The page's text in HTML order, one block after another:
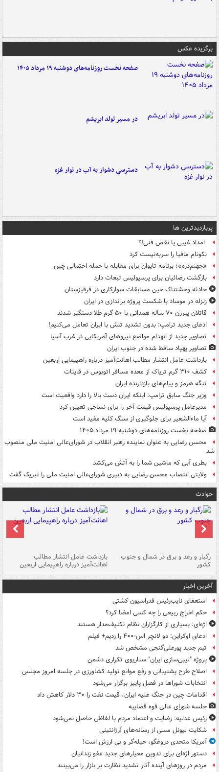
برگزیده عکس
صفحه نخست روزنامه‌های دوشنبه ۱۹ مرداد ۱۴۰۵
در مسیر تولد ابریشم
دسترسی دشوار به آب در نوار غزه
پربازدیدترین ها
امداد غیبی یا نقص فنی!؟
نکونام مافیا را سربه‌نیست کرد
«جهنم‌دره»؛ برنامه تایوان برای مقابله با حمله احتمالی چین
بازگشت رضائیان برای پرسپولیس تبعات دارد
حادثه وحشتناک حین مسابقات سوارکاری در قرقیزستان
زلزله در موساد با شکست پروژه براندازی در ایران
قاتلان پیرزن ۷۰ ساله همدانی با ۵۰ گرم طلا دستگیر شدند
ادعای جدید ترامپ: بدون تشدید تنش با ایران تعامل می‌کنیم!
تصاویر جدید از انهدام مواضع نیروهای آمریکایی در غرب آسیا
تصاویر پهپاد ساقط شده در جنوب ایران
بازداشت عامل انتشار مطالب اهانت‌آمیز درباره راهپیمایی اربعین
کشف ۳۱۰ گرم تریاک از معده مسافر اتوبوس در قاینات
تنگه هرمز و پیام‌های بازدارنده ایران
وزیر جنگ سابق ترامپ: اینکه ایران دست بالا را دارد واقعیت است
مدیرعامل پرسپولیس قیمت آخر را برای نساجی تعیین کرد
آیا ماءالشعیر برای جلوگیری از سنگ کلیه مفید است
صفحه نخست روزنامه‌های دوشنبه ۱۹ مرداد ۱۴۰۵
محسن رضایی به عنوان نماینده رهبر انقلاب در شورای‌عالی امنیت ملی منصوب
شد
بطری آبی که ماشین شما را به آتش می‌کشد
ولایتی انتصاب محسن رضایی به دبیری شورای‌عالی امنیت ملی را تبریک گفت
حوادث
رگبار و رعد و برق در شمال و جنوب
کشور
بازداشت عامل انتشار مطالب
اهانت‌آمیز درباره راهپیمایی اربعین
آخرین اخبار
استعفای نایب‌رئیس فدراسیون کشتی
حکم اخراج ربیعی را چه کسی امضا کرد؟
اژه‌ای: بسیاری از کارگزاران نظام تکلیف‌مدار هستند
ادعای اوکراین: دو لانچر اس-۴۰۰ را زدیم+ فیلم
تیم جدید پورعلی‌گنجی مشخص شد
پروژه "لیبی‌سازی ایران" سناریوی تکراری دشمن
اصلاح طرح پشتیبانی و رفع موانع تولید کشاورزی در جلسه امروز مجلس
انتخابات شوراها در فصل پاییز برگزار می‌شود
اقدامات چین در جنگ علیه ایران، قیمت نفت را ۳۰ دلار کاهش داد
جلسه شورای عالی قوه قضاییه
رئیس عدلیه: رضایت و اعتماد مردم با لفاظی حاصل نمی‌شود
شکایت لیونل مسی از رسانه‌های آرژانتینی
آمریکا متحدی دروغگو، حیله‌گر و بی ارزش است!
دستور اژه‌ای برای تدوین معیارهای جدید عفو زندانیان
مردم در روزهای آینده آثار تشدید نظارت بر بازار را می‌بینند